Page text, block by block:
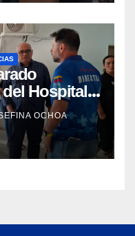
Hospital
Vegas
OCHOA